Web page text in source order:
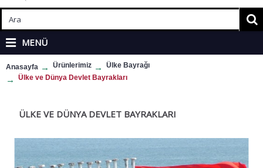
MENÜ
Anasayfa Ürünlerimiz
Ülke Bayrağı
Ülke ve Dünya Devlet Bayrakları
ÜLKE VE DÜNYA DEVLET BAYRAKLARI